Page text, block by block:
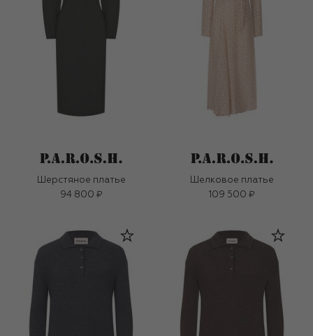
Шерстяное платье
94 800 ₽
Шелковое платье
109 500 ₽